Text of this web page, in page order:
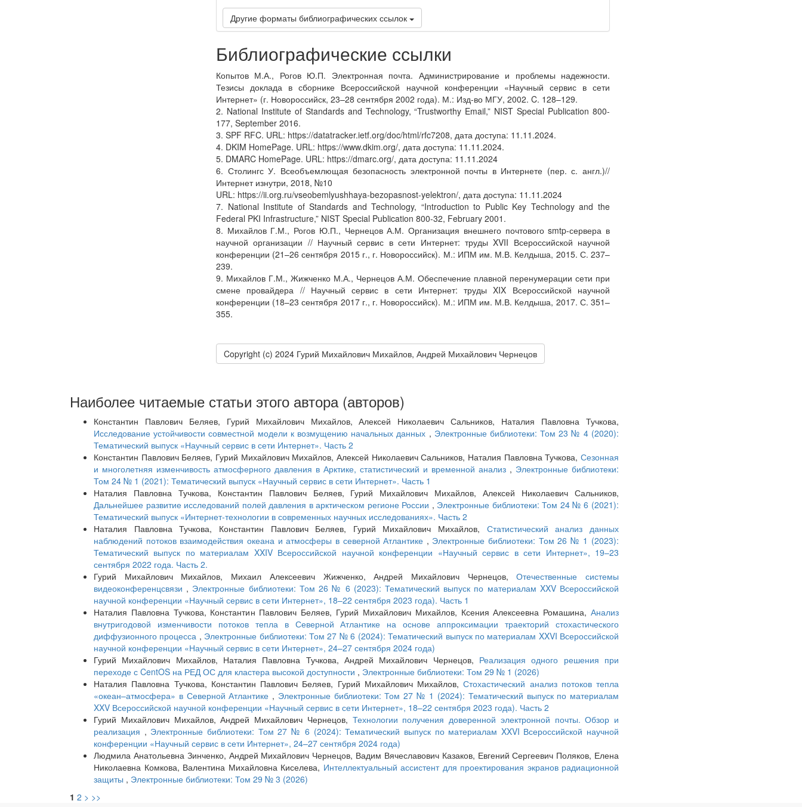
Другие форматы библиографических ссылок
Библиографические ссылки
Копытов М.А., Рогов Ю.П. Электронная почта. Администрирование и проблемы надежности.
Тезисы доклада в сборнике Всероссийской научной конференции «Научный сервис в сети
Интернет» (г. Новороссийск, 23–28 сентября 2002 года). М.: Изд-во МГУ, 2002. C. 128–129.
2. National Institute of Standards and Technology, “Trustworthy Email,” NIST Special Publication 800-
177, September 2016.
3. SPF RFC. URL: https://datatracker.ietf.org/doc/html/rfc7208, дата доступа: 11.11.2024.
4. DKIM HomePage. URL: https://www.dkim.org/, дата доступа: 11.11.2024.
5. DMARC HomePage. URL: https://dmarc.org/, дата доступа: 11.11.2024
6. Столингс У. Всеобъемлющая безопасность электронной почты в Интернете (пер. с. англ.)//
Интернет изнутри, 2018, №10
URL: https://ii.org.ru/vseobemlyushhaya-bezopasnost-yelektron/, дата доступа: 11.11.2024
7. National Institute of Standards and Technology, “Introduction to Public Key Technology and the
Federal PKI Infrastructure,” NIST Special Publication 800-32, February 2001.
8. Михайлов Г.М., Рогов Ю.П., Чернецов А.М. Организация внешнего почтового smtp-сервера в
научной организации // Научный сервис в сети Интернет: труды XVII Всероссийской научной
конференции (21–26 сентября 2015 г., г. Новороссийск). М.: ИПМ им. М.В. Келдыша, 2015. С. 237–
239.
9. Михайлов Г.М., Жижченко М.А., Чернецов А.М. Обеспечение плавной перенумерации сети при
смене провайдера // Научный сервис в сети Интернет: труды XIX Всероссийской научной
конференции (18–23 сентября 2017 г., г. Новороссийск). М.: ИПМ им. М.В. Келдыша, 2017. С. 351–
355.
Copyright (c) 2024 Гурий Михайлович Михайлов, Андрей Михайлович Чернецов
Наиболее читаемые статьи этого автора (авторов)
Константин Павлович Беляев, Гурий Михайлович Михайлов, Алексей Николаевич Сальников, Наталия Павловна Тучкова,
Исследование устойчивости совместной модели к возмущению начальных данных , Электронные библиотеки: Том 23 № 4 (2020):
Тематический выпуск «Научный сервис в сети Интернет». Часть 2
Константин Павлович Беляев, Гурий Михайлович Михайлов, Алексей Николаевич Сальников, Наталия Павловна Тучкова, Сезонная
и многолетняя изменчивость атмосферного давления в Арктике, статистический и временной анализ , Электронные библиотеки:
Том 24 № 1 (2021): Тематический выпуск «Научный сервис в сети Интернет». Часть 1
Наталия Павловна Тучкова, Константин Павлович Беляев, Гурий Михайлович Михайлов, Алексей Николаевич Сальников,
Дальнейшее развитие исследований полей давления в арктическом регионе России , Электронные библиотеки: Том 24 № 6 (2021):
Тематический выпуск «Интернет-технологии в современных научных исследованиях». Часть 2
Наталия Павловна Тучкова, Константин Павлович Беляев, Гурий Михайлович Михайлов, Статистический анализ данных
наблюдений потоков взаимодействия океана и атмосферы в северной Атлантике , Электронные библиотеки: Том 26 № 1 (2023):
Тематический выпуск по материалам XXIV Всероссийской научной конференции «Научный сервис в сети Интернет», 19–23
сентября 2022 года. Часть 2.
Гурий Михайлович Михайлов, Михаил Алексеевич Жижченко, Андрей Михайлович Чернецов,Отечественные системы
видеоконференцсвязи , Электронные библиотеки: Том 26 № 6 (2023): Тематический выпуск по материалам XXV Всероссийской
научной конференции «Научный сервис в сети Интернет», 18–22 сентября 2023 года). Часть 1
Наталия Павловна Тучкова, Константин Павлович Беляев, Гурий Михайлович Михайлов, Ксения Алексеевна Ромашина, Анализ
внутригодовой изменчивости потоков тепла в Северной Атлантике на основе аппроксимации траекторий стохастического
диффузионного процесса , Электронные библиотеки: Том 27 № 6 (2024): Тематический выпуск по материалам XXVI Всероссийской
научной конференции «Научный сервис в сети Интернет», 24–27 сентября 2024 года)
Гурий Михайлович Михайлов, Наталия Павловна Тучкова, Андрей Михайлович Чернецов, Реализация одного решения при
переходе с CentOS на РЕД ОС для кластера высокой доступности , Электронные библиотеки: Том 29 № 1 (2026)
Наталия Павловна Тучкова, Константин Павлович Беляев, Гурий Михайлович Михайлов,Стохастический анализ потоков тепла
«океан–атмосфера» в Северной Атлантике , Электронные библиотеки: Том 27 № 1 (2024): Тематический выпуск по материалам
XXV Всероссийской научной конференции «Научный сервис в сети Интернет», 18–22 сентября 2023 года). Часть 2
Гурий Михайлович Михайлов, Андрей Михайлович Чернецов, Технологии получения доверенной электронной почты. Обзор и
реализация , Электронные библиотеки: Том 27 № 6 (2024): Тематический выпуск по материалам XXVI Всероссийской научной
конференции «Научный сервис в сети Интернет», 24–27 сентября 2024 года)
Людмила Анатольевна Зинченко, Андрей Михайлович Чернецов, Вадим Вячеславович Казаков, Евгений Сергеевич Поляков, Елена
Николаевна Комкова, Валентина Михайловна Киселева, Интеллектуальный ассистент для проектирования экранов радиационной
защиты , Электронные библиотеки: Том 29 № 3 (2026)
1 2 > >>